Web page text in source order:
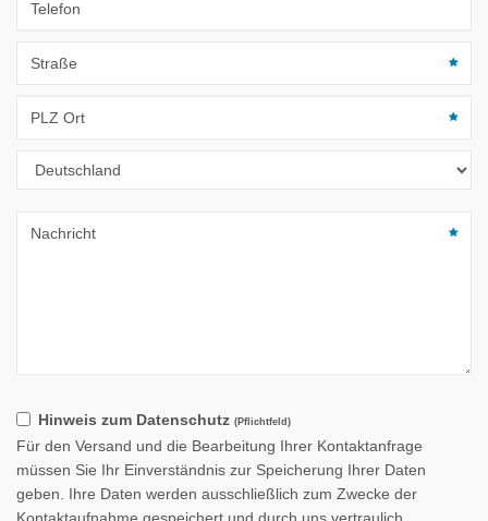
Hinweis zum Datenschutz (Pflichtfeld)
Für den Versand und die Bearbeitung Ihrer Kontaktanfrage
müssen Sie Ihr Einverständnis zur Speicherung Ihrer Daten
geben. Ihre Daten werden ausschließlich zum Zwecke der
Kontaktaufnahme gespeichert und durch uns vertraulich